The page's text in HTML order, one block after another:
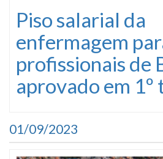
Piso salarial da
enfermagem
profissionais de
aprovado em 1º
01/09/2023